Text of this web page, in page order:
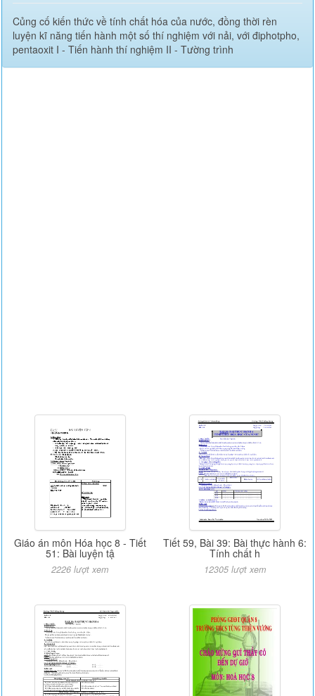
Củng cố kiến thức về tính chất hóa của nước, đồng thời rèn
luyện kĩ năng tiến hành một số thí nghiệm với nải, với điphotpho,
pentaoxit I - Tiến hành thí nghiệm II - Tường trình
Giáo án môn Hóa học 8 - Tiết
51: Bài luyện tậ
2226 lượt xem
Tiết 59, Bài 39: Bài thực hành 6:
Tính chất h
12305 lượt xem